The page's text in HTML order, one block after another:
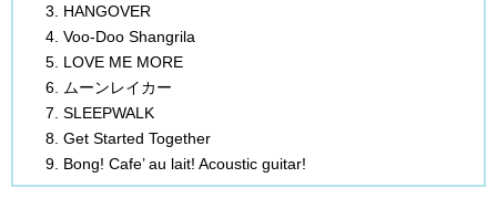
HANGOVER
Voo-Doo Shangrila
LOVE ME MORE
ムーンレイカー
SLEEPWALK
Get Started Together
Bong! Cafe’ au lait! Acoustic guitar!